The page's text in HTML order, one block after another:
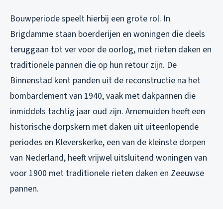
Bouwperiode speelt hierbij een grote rol. In
Brigdamme staan boerderijen en woningen die deels
teruggaan tot ver voor de oorlog, met rieten daken en
traditionele pannen die op hun retour zijn. De
Binnenstad kent panden uit de reconstructie na het
bombardement van 1940, vaak met dakpannen die
inmiddels tachtig jaar oud zijn. Arnemuiden heeft een
historische dorpskern met daken uit uiteenlopende
periodes en Kleverskerke, een van de kleinste dorpen
van Nederland, heeft vrijwel uitsluitend woningen van
voor 1900 met traditionele rieten daken en Zeeuwse
pannen.